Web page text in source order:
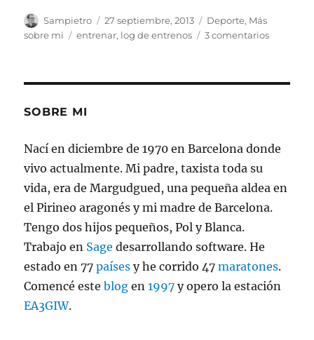
Autor
Sampietro
Publicado
el
27 septiembre, 2013 Categorías
Deporte, Más
sobre mi
Etiquetas
entrenar, log de entrenos 3 comentariosen
SOBRE MI
Nací en diciembre de 1970 en Barcelona donde
vivo actualmente. Mi padre, taxista toda su
vida, era de Margudgued, una pequeña aldea en
el Pirineo aragonés y mi madre de Barcelona.
Tengo dos hijos pequeños, Pol y Blanca.
Trabajo en Sage desarrollando software. He
estado en 77países y he corrido 47maratones.
Comencé esteblog en1997 y opero la estación
EA3GIW.